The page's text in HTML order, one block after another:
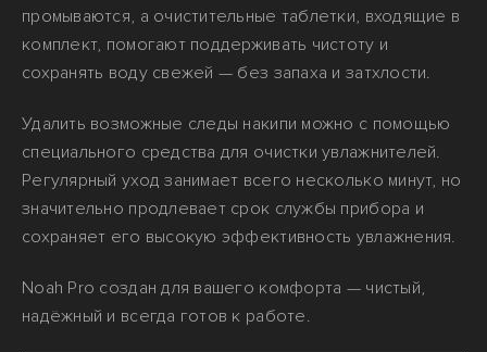
промываются, а очистительные таблетки, входящие в
комплект, помогают поддерживать чистоту и
сохранять воду свежей — без запаха и затхлости.
Удалить возможные следы накипи можно с помощью
специального средства для очистки увлажнителей.
Регулярный уход занимает всего несколько минут, но
значительно продлевает срок службы прибора и
сохраняет его высокую эффективность увлажнения.
Noah Pro создан для вашего комфорта — чистый,
надёжный и всегда готов к работе.